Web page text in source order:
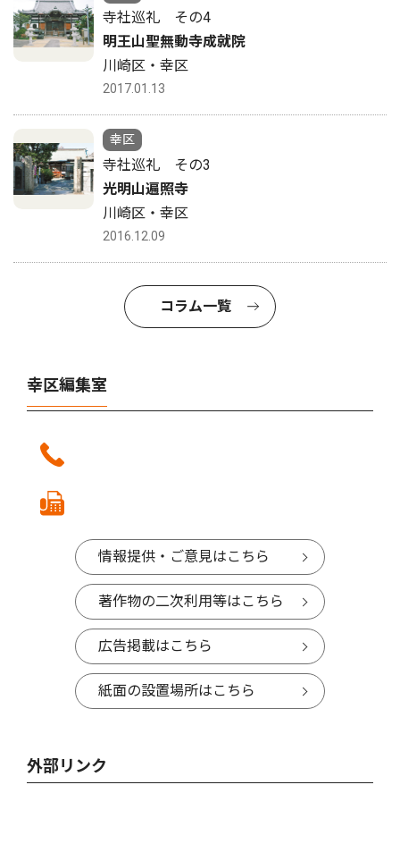
寺社巡礼 その4
明王山聖無動寺成就院
川崎区・幸区
2017.01.13
幸区
寺社巡礼 その3
光明山遍照寺
川崎区・幸区
2016.12.09
コラム一覧
幸区編集室
情報提供・ご意見はこちら
著作物の二次利用等はこちら
広告掲載はこちら
紙面の設置場所はこちら
外部リンク